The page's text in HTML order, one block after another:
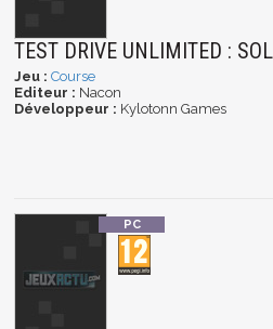
TEST DRIVE UNLIMITED :
Jeu : Course
Editeur : Nacon
Développeur : Kylotonn Games